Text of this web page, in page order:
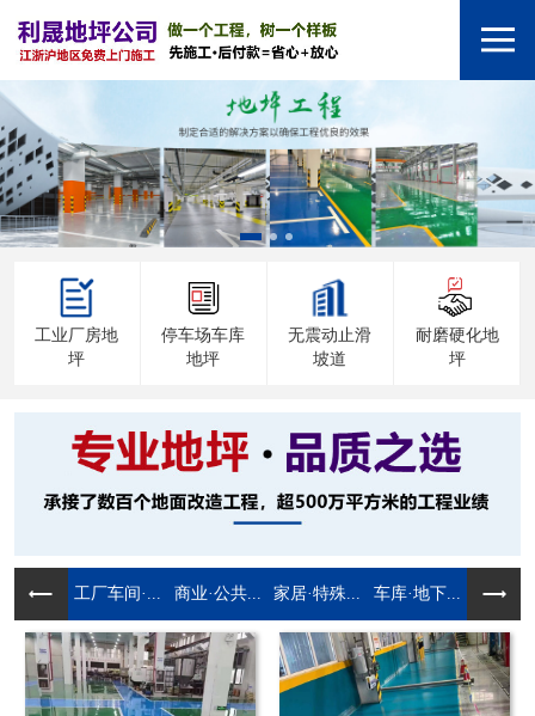
工业厂房地
坪
停车场车库
地坪
无震动止滑
坡道
耐磨硬化地
坪
工厂车间·... 商业·公共... 家居·特殊... 车库·地下...